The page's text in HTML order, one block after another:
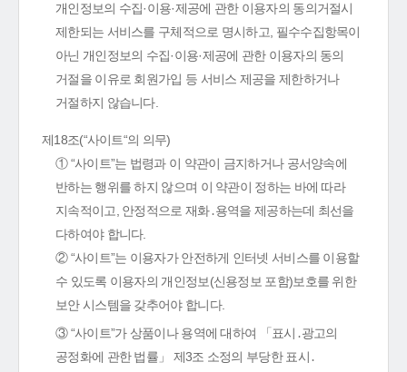
개인정보의 수집·이용·제공에 관한 이용자의 동의거절시
제한되는 서비스를 구체적으로 명시하고, 필수수집항목이
아닌 개인정보의 수집·이용·제공에 관한 이용자의 동의
거절을 이유로 회원가입 등 서비스 제공을 제한하거나
거절하지 않습니다.
제18조(“사이트“의 의무)
① “사이트”는 법령과 이 약관이 금지하거나 공서양속에
반하는 행위를 하지 않으며 이 약관이 정하는 바에 따라
지속적이고, 안정적으로 재화․용역을 제공하는데 최선을
다하여야 합니다.
② “사이트”는 이용자가 안전하게 인터넷 서비스를 이용할
수 있도록 이용자의 개인정보(신용정보 포함)보호를 위한
보안 시스템을 갖추어야 합니다.
③ “사이트”가 상품이나 용역에 대하여 「표시․광고의
공정화에 관한 법률」 제3조 소정의 부당한 표시․